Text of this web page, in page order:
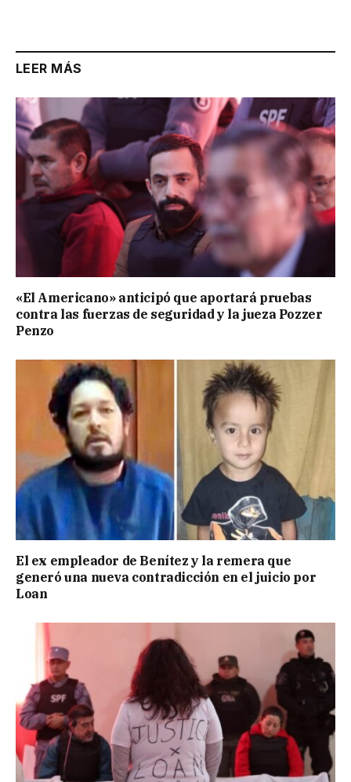
LEER MÁS
«El Americano» anticipó que aportará pruebas
contra las fuerzas de seguridad y la jueza Pozzer
Penzo
El ex empleador de Benítez y la remera que
generó una nueva contradicción en el juicio por
Loan